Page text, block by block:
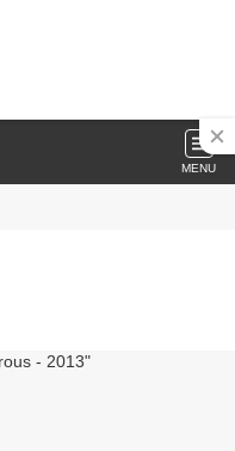
MENU